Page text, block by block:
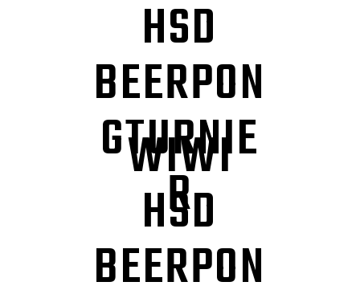
HSD
BEERPON
GTURNIE
R
WIWI
HSD
BEERPON